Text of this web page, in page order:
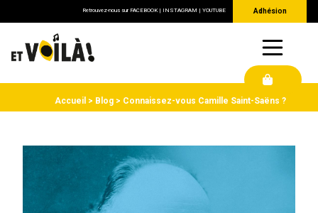
Retrouvez-nous sur FACEBOOK| INSTAGRAM | YOUTUBE Adhésion
Accueil Blog Connaissez-vous Camille Saint-Saëns ?